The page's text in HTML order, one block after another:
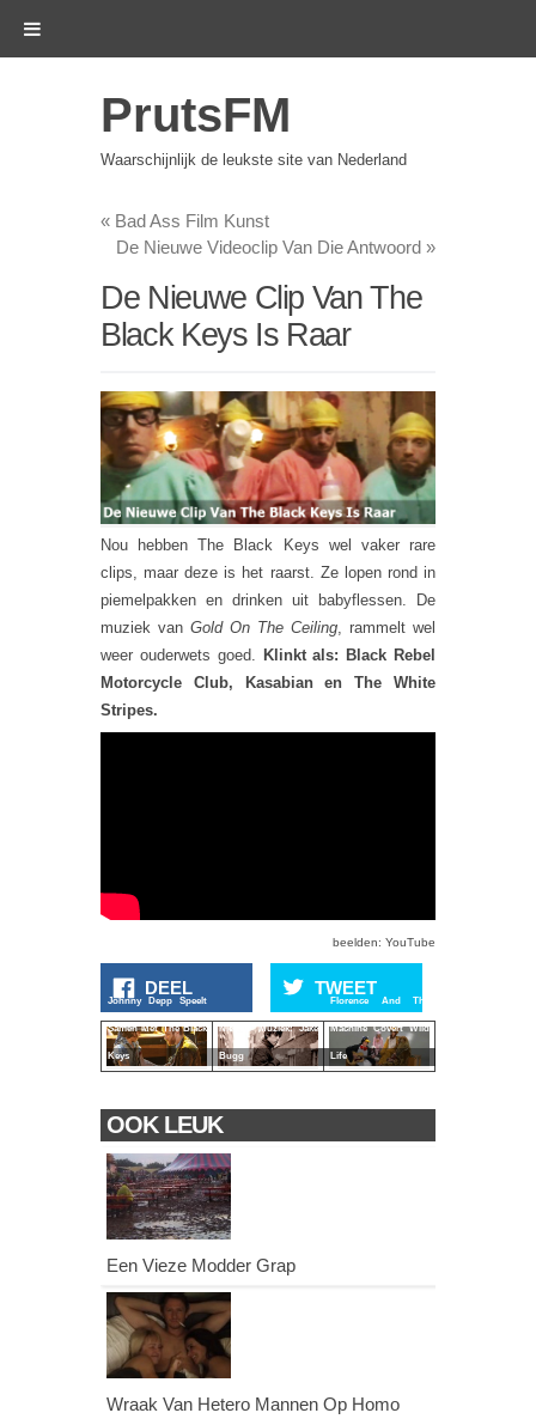
PrutsFM
Waarschijnlijk de leukste site van Nederland
« Bad Ass Film Kunst
De Nieuwe Videoclip Van Die Antwoord »
De Nieuwe Clip Van The
Black Keys Is Raar
Nou hebben The Black Keys wel vaker rare
clips, maar deze is het raarst. Ze lopen rond in
piemelpakken en drinken uit babyflessen. De
muziek van Gold On The Ceiling, rammelt wel
weer ouderwets goed. Klinkt als: Black Rebel
Motorcycle Club, Kasabian en The White
Stripes.
beelden: YouTube
DEEL TWEET
Johnny Depp Speelt
Samen Met The Black
Keys
Nieuwe Muziek: Jake
Bugg
Florence And The
Machine Covert Wild
Life
OOK LEUK
Een Vieze Modder Grap
Wraak Van Hetero Mannen Op Homo